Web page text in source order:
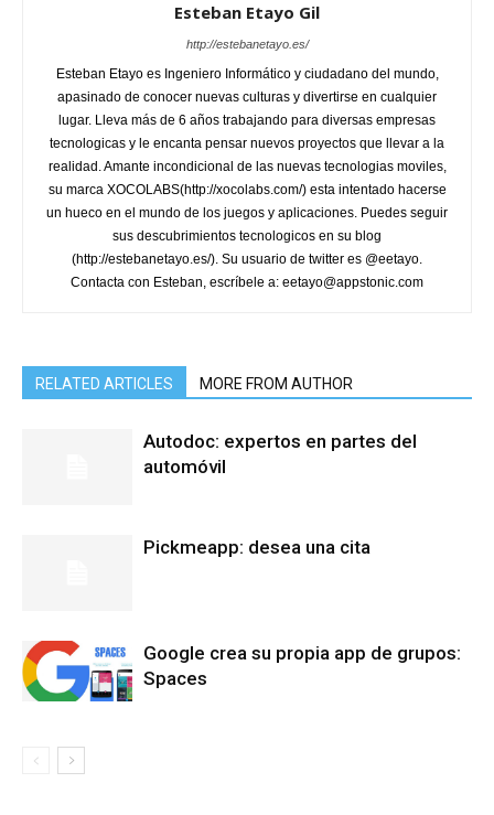
Esteban Etayo Gil
http://estebanetayo.es/
Esteban Etayo es Ingeniero Informático y ciudadano del mundo,
apasinado de conocer nuevas culturas y divertirse en cualquier
lugar. Lleva más de 6 años trabajando para diversas empresas
tecnologicas y le encanta pensar nuevos proyectos que llevar a la
realidad. Amante incondicional de las nuevas tecnologias moviles,
su marca XOCOLABS(http://xocolabs.com/) esta intentado hacerse
un hueco en el mundo de los juegos y aplicaciones. Puedes seguir
sus descubrimientos tecnologicos en su blog
(http://estebanetayo.es/). Su usuario de twitter es @eetayo.
Contacta con Esteban, escríbele a: eetayo@appstonic.com
RELATED ARTICLES MORE FROM AUTHOR
Autodoc: expertos en partes del
automóvil
Pickmeapp: desea una cita
Google crea su propia app de grupos:
Spaces